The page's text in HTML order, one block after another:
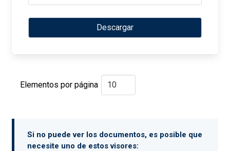
Descargar
Elementos por página
Si no puede ver los documentos, es posible que
necesite uno de estos visores: